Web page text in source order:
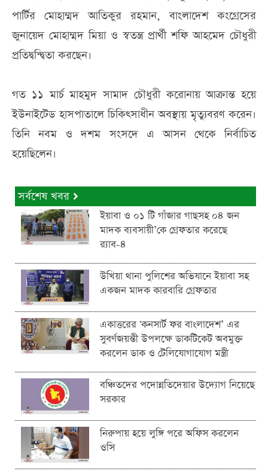
পার্টির মোহাম্মদ আতিকুর রহমান, বাংলাদেশ কংগ্রেসের
জুনায়েদ মোহাম্মদ মিয়া ও স্বতন্ত্র প্রার্থী শফি আহমেদ চৌধুরী
প্রতিদ্বন্দ্বিতা করছেন।
গত ১১ মার্চ মাহমুদ সামাদ চৌধুরী করোনায় আক্রান্ত হয়ে
ইউনাইটেড হাসপাতালে চিকিৎসাধীন অবস্থায় মৃত্যুবরণ করেন।
তিনি নবম ও দশম সংসদে এ আসন থেকে নির্বাচিত
হয়েছিলেন।
সর্বশেষ খবর
ইয়াবা ও ০১ টি গাঁজার গাছসহ ০৪ জন
মাদক ব্যবসায়ী’কে গ্রেফতার করেছে
র‌্যাব-৪
উখিয়া থানা পুলিশের অভিযানে ইয়াবা সহ
একজন মাদক কারবারি গ্রেফতার
একাত্তরের 'কনসার্ট ফর বাংলাদেশ’ এর
সুবর্ণজয়ন্তী উপলক্ষে ডাকটিকেট অবমুক্ত
করলেন ডাক ও টেলিযোগাযোগ মন্ত্রী
বঞ্চিতদের পদোন্নতিদেয়ার উদ্যোগ নিয়েছে
সরকার
নিরুপায় হয়ে লুঙ্গি পরে অফিস করলেন
ওসি